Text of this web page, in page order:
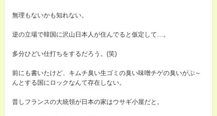
無理もないかも知れない。
逆の立場で韓国に沢山日本人が住んでると仮定して…。
多分ひどい仕打ちをするだろう。(笑)
前にも書いたけど、キムチ臭い生ゴミの臭い味噌チゲの臭いがぷ～
んとする国にロックなんて存在しない。
昔しフランスの大統領が日本の家はウサギ小屋だと。